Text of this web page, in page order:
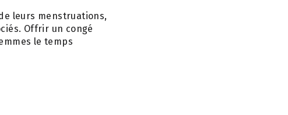
leurs menstruations,
Offrir un congé
le temps